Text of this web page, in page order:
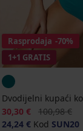
Rasprodaja -70%
1+1 GRATIS
Dvodijelni kupaći
Popust
30,30 € Prvobitna
100,98 €
24,24 € Kod SUN20